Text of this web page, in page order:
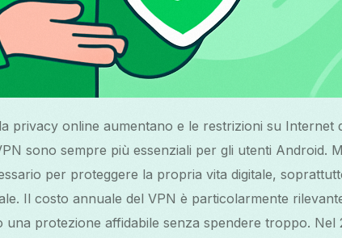
privacy online aumentano e le restrizioni su Internet
sono sempre più essenziali per gli utenti Android.
per proteggere la propria vita digitale,
Il costo annuale del VPN è particolarmente
una protezione affidabile senza spendere troppo. Nel